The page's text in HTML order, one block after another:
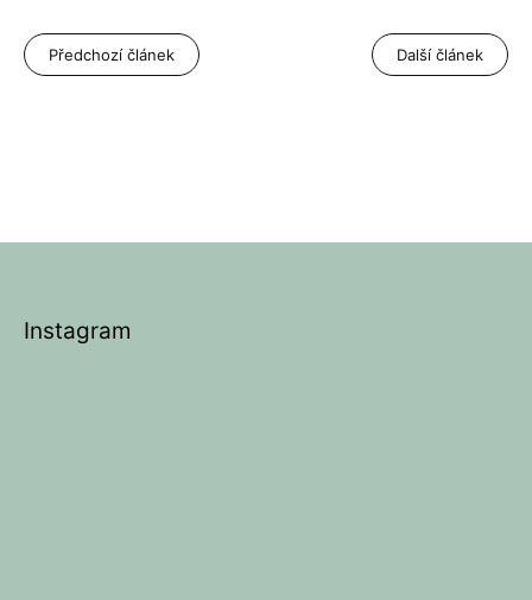
Předchozí článek Další článek
Instagram